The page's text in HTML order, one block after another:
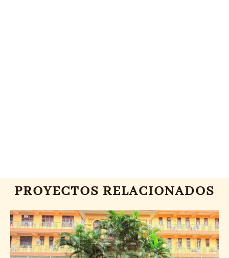
PROYECTOS RELACIONADOS